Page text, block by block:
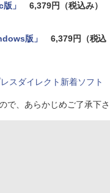
」
6,379円（税込み）
版」
6,379円（税込
スダイレクト新着ソフト
で、あらかじめご了承下さ